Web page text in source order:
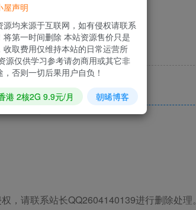
发表评论
仅供学习使用，请支持正版！
，请联系站长QQ2604140139进行删除处理。
屋声明
源均来源于互联网，如有侵权请联系
将第一时间删除 本站资源售价只是
收取费用仅维持本站的日常运营所
源仅供学习参考请勿商用或其它非
，否则一切后果用户自负！
港 2核2G 9.9元/月 朝晞博客